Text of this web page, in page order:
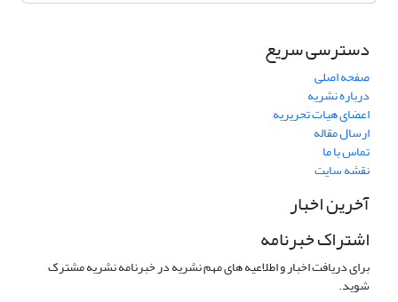
دسترسی سریع
صفحه اصلی
درباره نشریه
اعضای هیات تحریریه
ارسال مقاله
تماس با ما
نقشه سایت
آخرین اخبار
اشتراک خبرنامه
برای دریافت اخبار و اطلاعیه های مهم نشریه در خبرنامه نشریه مشترک
شوید.